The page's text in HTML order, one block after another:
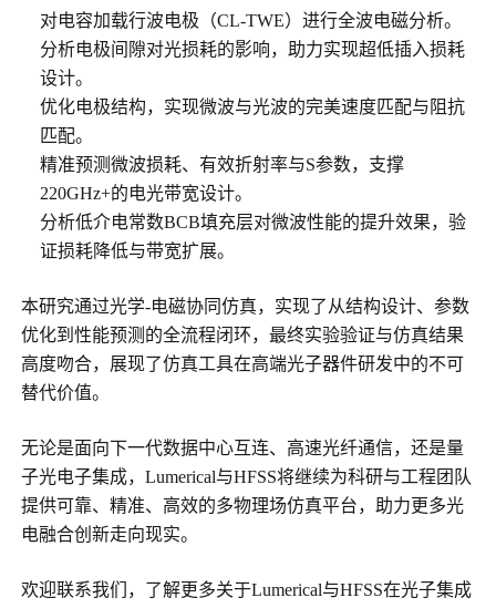
对电容加载行波电极（CL-TWE）进行全波电磁分析。
分析电极间隙对光损耗的影响，助力实现超低插入损耗
设计。
优化电极结构，实现微波与光波的完美速度匹配与阻抗
匹配。
精准预测微波损耗、有效折射率与S参数，支撑
220GHz+的电光带宽设计。
分析低介电常数BCB填充层对微波性能的提升效果，验
证损耗降低与带宽扩展。
本研究通过光学-电磁协同仿真，实现了从结构设计、参数
优化到性能预测的全流程闭环，最终实验验证与仿真结果
高度吻合，展现了仿真工具在高端光子器件研发中的不可
替代价值。
无论是面向下一代数据中心互连、高速光纤通信，还是量
子光电子集成，Lumerical与HFSS将继续为科研与工程团队
提供可靠、精准、高效的多物理场仿真平台，助力更多光
电融合创新走向现实。
欢迎联系我们，了解更多关于Lumerical与HFSS在光子集成